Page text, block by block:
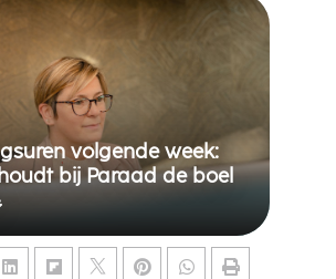
volgende week:
bij Paraad de boel